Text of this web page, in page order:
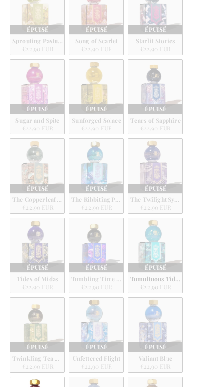
ÉPUISÉ
Sprouting Pastures
€22,90 EUR
ÉPUISÉ
Song of Scarlet
€22,90 EUR
ÉPUISÉ
Starlit Stories
€22,90 EUR
ÉPUISÉ
Sugar and Spite
€22,90 EUR
ÉPUISÉ
Sunforged Solace
€22,90 EUR
ÉPUISÉ
Tears of Sapphire
€22,90 EUR
ÉPUISÉ
The Copperleaf Guild
€22,90 EUR
ÉPUISÉ
The Ribbiting Pond
€22,90 EUR
ÉPUISÉ
The Twilight Symphony
€22,90 EUR
ÉPUISÉ
Tides of Midas
€22,90 EUR
ÉPUISÉ
Tumbling Time Blue
€22,90 EUR
ÉPUISÉ
Tumultuous Tides
€22,90 EUR
ÉPUISÉ
Twinkling Tea Party
€22,90 EUR
ÉPUISÉ
Unfettered Flight
€22,90 EUR
ÉPUISÉ
Valiant Blue
€22,90 EUR